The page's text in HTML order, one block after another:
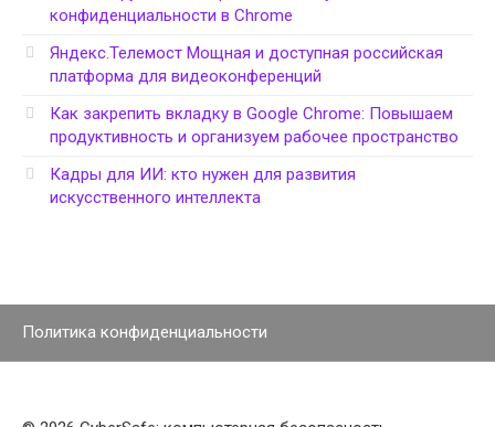
конфиденциальности в Chrome
Яндекс.Телемост Мощная и доступная российская
платформа для видеоконференций
Как закрепить вкладку в Google Chrome: Повышаем
продуктивность и организуем рабочее пространство
Кадры для ИИ: кто нужен для развития
искусственного интеллекта
Политика конфиденциальности